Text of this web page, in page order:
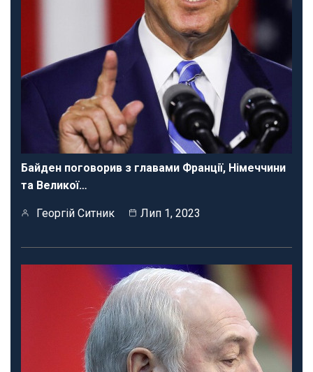
Байден поговорив з главами Франції, Німеччини
та Великої…
Георгій Ситник Лип 1, 2023